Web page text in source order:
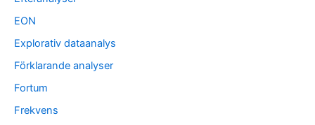
EON
Explorativ dataanalys
Förklarande analyser
Fortum
Frekvens